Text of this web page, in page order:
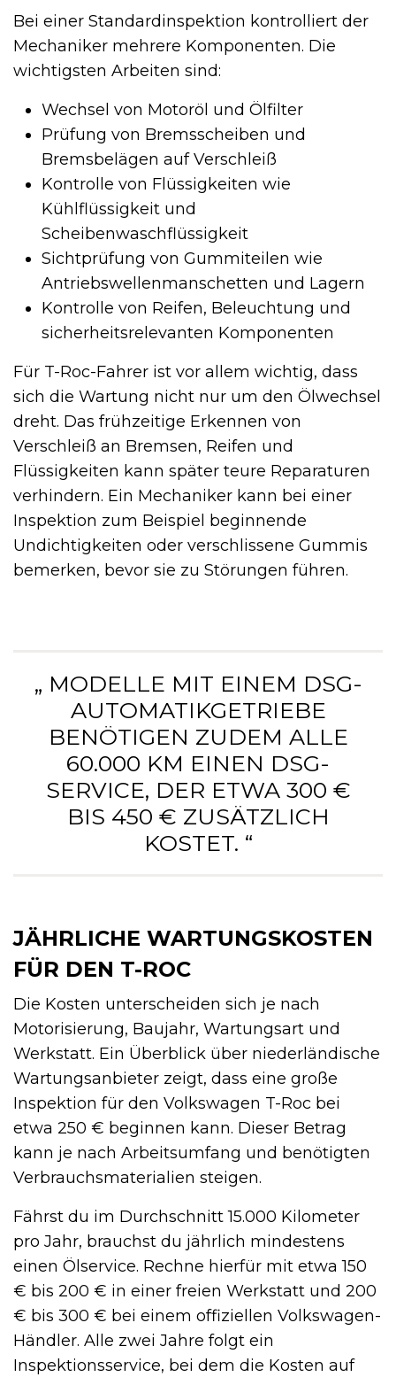
Bei einer Standardinspektion kontrolliert der
Mechaniker mehrere Komponenten. Die
wichtigsten Arbeiten sind:
Wechsel von Motoröl und Ölfilter
Prüfung von Bremsscheiben und
Bremsbelägen auf Verschleiß
Kontrolle von Flüssigkeiten wie
Kühlflüssigkeit und
Scheibenwaschflüssigkeit
Sichtprüfung von Gummiteilen wie
Antriebswellenmanschetten und Lagern
Kontrolle von Reifen, Beleuchtung und
sicherheitsrelevanten Komponenten
Für T-Roc-Fahrer ist vor allem wichtig, dass
sich die Wartung nicht nur um den Ölwechsel
dreht. Das frühzeitige Erkennen von
Verschleiß an Bremsen, Reifen und
Flüssigkeiten kann später teure Reparaturen
verhindern. Ein Mechaniker kann bei einer
Inspektion zum Beispiel beginnende
Undichtigkeiten oder verschlissene Gummis
bemerken, bevor sie zu Störungen führen.
„ MODELLE MIT EINEM DSG-
AUTOMATIKGETRIEBE
BENÖTIGEN ZUDEM ALLE
60.000 KM EINEN DSG-
SERVICE, DER ETWA 300 €
BIS 450 € ZUSÄTZLICH
KOSTET. “
JÄHRLICHE WARTUNGSKOSTEN
FÜR DEN T-ROC
Die Kosten unterscheiden sich je nach
Motorisierung, Baujahr, Wartungsart und
Werkstatt. Ein Überblick über niederländische
Wartungsanbieter zeigt, dass eine große
Inspektion für den Volkswagen T-Roc bei
etwa 250 € beginnen kann. Dieser Betrag
kann je nach Arbeitsumfang und benötigten
Verbrauchsmaterialien steigen.
Fährst du im Durchschnitt 15.000 Kilometer
pro Jahr, brauchst du jährlich mindestens
einen Ölservice. Rechne hierfür mit etwa 150
€ bis 200 € in einer freien Werkstatt und 200
€ bis 300 € bei einem offiziellen Volkswagen-
Händler. Alle zwei Jahre folgt ein
Inspektionsservice, bei dem die Kosten auf